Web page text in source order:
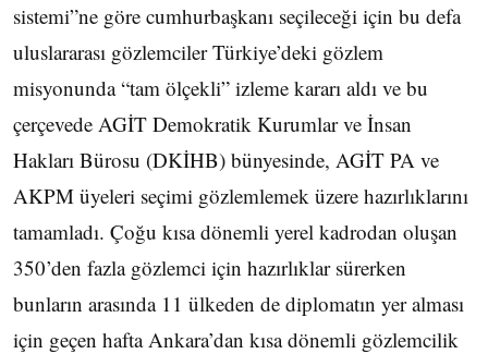
sistemi”ne göre cumhurbaşkanı seçileceği için bu defa
uluslararası gözlemciler Türkiye’deki gözlem
misyonunda “tam ölçekli” izleme kararı aldı ve bu
çerçevede AGİT Demokratik Kurumlar ve İnsan
Hakları Bürosu (DKİHB) bünyesinde, AGİT PA ve
AKPM üyeleri seçimi gözlemlemek üzere hazırlıklarını
tamamladı. Çoğu kısa dönemli yerel kadrodan oluşan
350’den fazla gözlemci için hazırlıklar sürerken
bunların arasında 11 ülkeden de diplomatın yer alması
için geçen hafta Ankara’dan kısa dönemli gözlemcilik